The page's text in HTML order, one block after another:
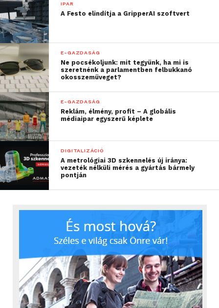
IPAR
A Festo elindítja a GripperAI szoftvert
E-GAZDASÁG
Ne pocsékoljunk: mit tegyünk, ha mi is
szeretnénk a parlamentben felbukkanó
okosszemüveget?
E-GAZDASÁG
Reklám, élmény, profit – A globális
médiaipar egyszerű képlete
DIGITALIZÁCIÓ
A metrológiai 3D szkennelés új iránya:
vezeték nélküli mérés a gyártás bármely
pontján